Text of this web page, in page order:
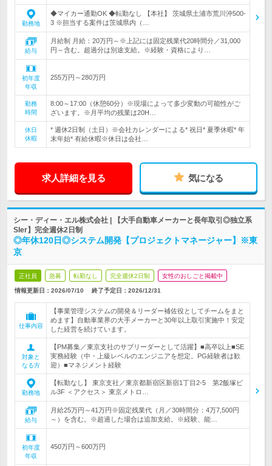
勤務地
◆マイカー通勤OK ◆転勤なし 【本社】 茨城県土浦市荒川沖500-
3 ※担当する案件は茨城県内（…
給与
月給制 月給：20万円～※上記には固定残業代20時間分／31,000
円～含む。超過分は別途支給。※経験・資格により…
初年度
年収
255万円～280万円
勤務
時間
8:00～17:00（休憩60分）※現場によって多少変動の可能性がご
ざいます。※月平均の残業は20H…
休日
休暇
* 週休2日制（土日）※会社カレンダーによる* 祝日* 夏季休暇* 年
末年始* 有給休暇※休日は会社…
求人詳細を見る 気になる
シー・ディー・エル株式会社 | 【大手自動車メーカーと長年取引◎独立系
SIer】完全週休2日制
◎年休120日◎システム開発【プロジェクトマネージャー】※東
京
正社員 急募 転勤なし 完全週休2日制 女性のおしごと掲載中
情報更新日：2026/07/10 終了予定日： 2026/12/31
仕事内容
【事業管理システムの開発＆リーダー補佐役としてチームをまと
めます】自動車業界の大手メーカーと30年以上取引実施中！安定
した経営を続けています。
対象と
なる方
【PM募集／東京支社のサブリーダーとして活躍】■高卒以上■SE
実務経験（中・上級レベルのエンジニアを想定。PG経験者は歓
迎）■マネジメント経験
勤務地
【転勤なし】 東京支社／東京都新宿区新宿1丁目2-5 第2飯塚ビ
ル3F ＜アクセス＞ 東京メトロ…
給与
月給25万円～41万円※固定残業代（月／30時間分：4万7,500円
～）を含む。※超過した場合は追加支給。※経験、能…
初年度
年収
450万円～600万円